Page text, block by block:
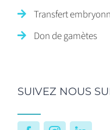
Transfert
Don de gamètes
SUIVEZ NOUS